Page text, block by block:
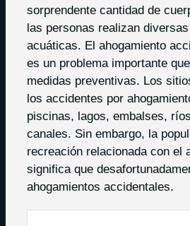
sorprendente cantidad de
las personas realizan
acuáticas. El ahogamiento
es un problema importante
medidas preventivas. Los
los accidentes por
piscinas, lagos, embalses,
canales. Sin embargo, la
recreación relacionada con el
significa que
ahogamientos accidentales.